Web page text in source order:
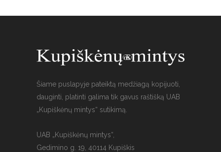
Šiame puslapyje pateiktą medžiagą kopijuoti,
dauginti, platinti galima tik gavus raštišką UAB
„Kupiškėnų mintys“ sutikimą.
UAB „Kupiškėnų mintys“,
Gedimino g. 19, 40114 Kupiškis